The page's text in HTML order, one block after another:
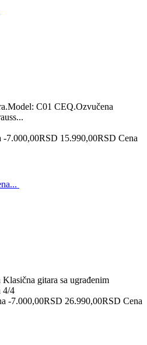
C01 CEQ.Ozvučena
-7.000,00RSD 15.990,00RSD Cena
gitara sa ugrađenim
4/4
-7.000,00RSD 26.990,00RSD Cena